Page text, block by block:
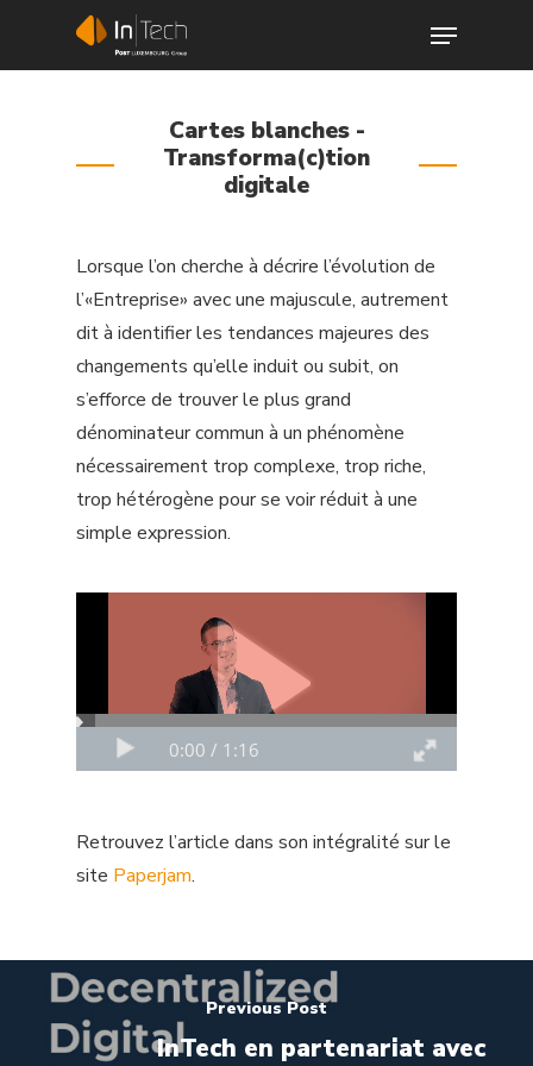
Hit enter to search or ESC to close
Cartes blanches -
Transforma(c)tion
digitale
Lorsque l’on cherche à décrire l’évolution de
l’«Entreprise» avec une majuscule, autrement
dit à identifier les tendances majeures des
changements qu’elle induit ou subit, on
s’efforce de trouver le plus grand
dénominateur commun à un phénomène
nécessairement trop complexe, trop riche,
trop hétérogène pour se voir réduit à une
simple expression.
Retrouvez l’article dans son intégralité sur le
site Paperjam.
Previous Post
InTech en partenariat avec
About us
Our Services
Backend
Data
Frontend
Mobile
Join us
News
English
Français